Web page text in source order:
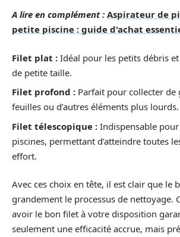
A lire en complément : Aspirateur de
petite piscine : guide d'achat
Filet plat : Idéal pour les petits débris
de petite taille.
Filet profond : Parfait pour collecter de
feuilles ou d’autres éléments plus lourds.
Filet télescopique : Indispensable
piscines, permettant d’atteindre toutes
effort.
Avec ces choix en tête, il est clair que le
grandement le processus de nettoyage.
avoir le bon filet à votre disposition
seulement une efficacité accrue, mais